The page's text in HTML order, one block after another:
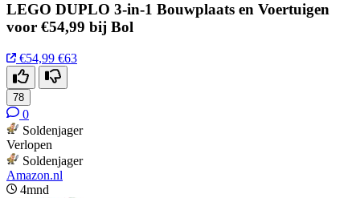
LEGO DUPLO 3-in-1 Bouwplaats en Voertuigen
voor €54,99 bij Bol
€54,99 €63
78
0
Soldenjager
Verlopen
Soldenjager
Amazon.nl
4mnd